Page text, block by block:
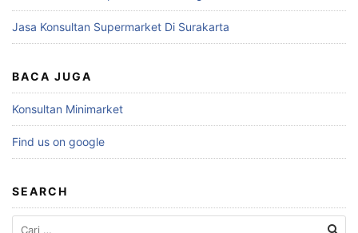
Jasa Konsultan Supermarket Di Surakarta
BACA JUGA
Konsultan Minimarket
Find us on google
SEARCH
Cari